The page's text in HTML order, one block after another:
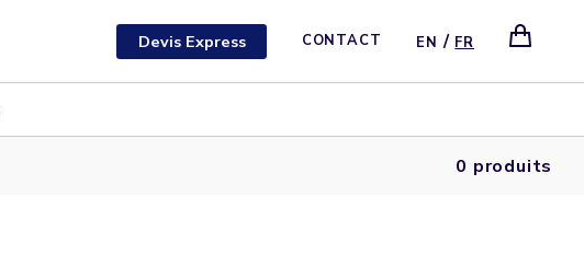
Devis Express CONTACT EN / FR
0 produits